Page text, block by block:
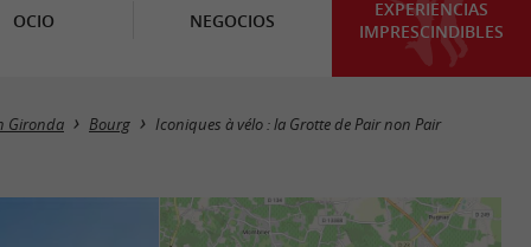
OCIO NEGOCIOS
EXPERIENCIAS
IMPRESCINDIBLES
Gironda Bourg Iconiques à vélo : la Grotte de Pair non Pair